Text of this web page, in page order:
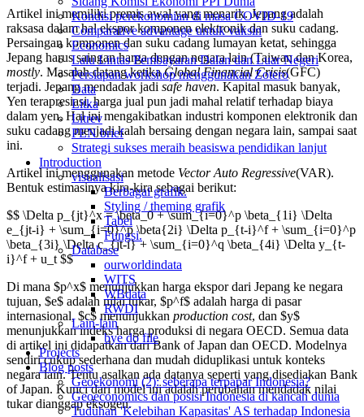
Kondisi perekonomian di masa COVID-19
Comparative advantage untuk vaksin
Economics
Lalu Lintas Pembayaran Dalan dan Luar Negeri
Persiapan workshop menggunakan Zotero
Data
Litka
Litrev
PEN brief
Strategi sukses meraih beasiswa pendidikan lanjut
Introduction
visualisasi
Berbagai grafik.
Styling / theming grafik
Tabel
Fungsi.
Database
ourworldindata
WITS
WBdata
RWDI
Lain-lain
bye do file
Projects
Blog posts
Geoekonomi (2): seberapa terpapar Indonesia?
Geoeconomics dan posisi Indonesia di kancah dunia
Tuduhan 'Kelebihan Kapasitas' AS terhadap Indonesia
Artikel ini memiliki premis awal yang menarik. Jepang adalah
raksasa dalam hal ekspor komponen elektronik dan suku cadang.
Persaingan komponen dan suku cadang lumayan ketat, sehingga
Jepang harus saingan harga dengan negara lain (Taiwan dan Korea,
mostly. Masalah datang ketikaGlobal Financial Crisis(GFC)
terjadi. Jepang mendadak jadi safe haven. Kapital masuk banyak,
Yen terapresiasi, harga jual pun jadi mahal relatif terhadap biaya
dalam yen. Hal ini mengakibatkan industri komponen elektronik dan
suku cadang menjadi kalah bersaing dengan negara lain, sampai saat
ini.
Artikel ini menggunakan metode Vector Auto Regressive(VAR).
Bentuk estimasinya kira-kira sebagai berikut:
$$ \Delta p_{jt}^x = \beta_0 + \sum_{i=0}^p \beta_{1i} \Delta
e_{jt-i} + \sum_{i=0}^p \beta{2i} \Delta p_{t-i}^f + \sum_{i=0}^p
\beta_{3i} \Delta c_{jt-i} + \sum_{i=0}^q \beta_{4i} \Delta y_{t-
i}^f + u_t $$
Di mana $p^x$ menunjukkan harga ekspor dari Jepang ke negara
tujuan, $e$ adalah nilai tukar, $p^f$ adalah harga di pasar
internasional, $c$ menunjukkan production cost, dan $y$
menunjukkan indeks harga produksi di negara OECD. Semua data
di artikel ini didapatkan dari Bank of Japan dan OECD. Modelnya
sendiri cukup sederhana dan mudah diduplikasi untuk konteks
negara lain. Tentu asalkan ada datanya seperti yang disediakan Bank
of Japan. Kunci dari model ini adalah perubahan mendadak nilai
tukar dianggap eksogen.